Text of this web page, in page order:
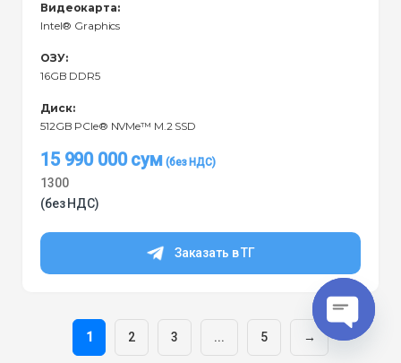
Видеокарта:
Intel® Graphics
ОЗУ:
16GB DDR5
Диск:
512GB PCIe® NVMe™ M.2 SSD
15 990 000сум
1300
(без НДС)
Заказать в ТГ
1 2 3 ... 5 →